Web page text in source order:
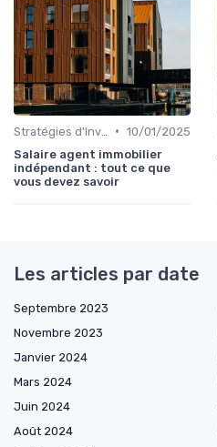
• 10/01/2025
Salaire agent immobilier
indépendant : tout ce que
vous devez savoir
Les articles par date
Septembre 2023
Novembre 2023
Janvier 2024
Mars 2024
Juin 2024
Août 2024